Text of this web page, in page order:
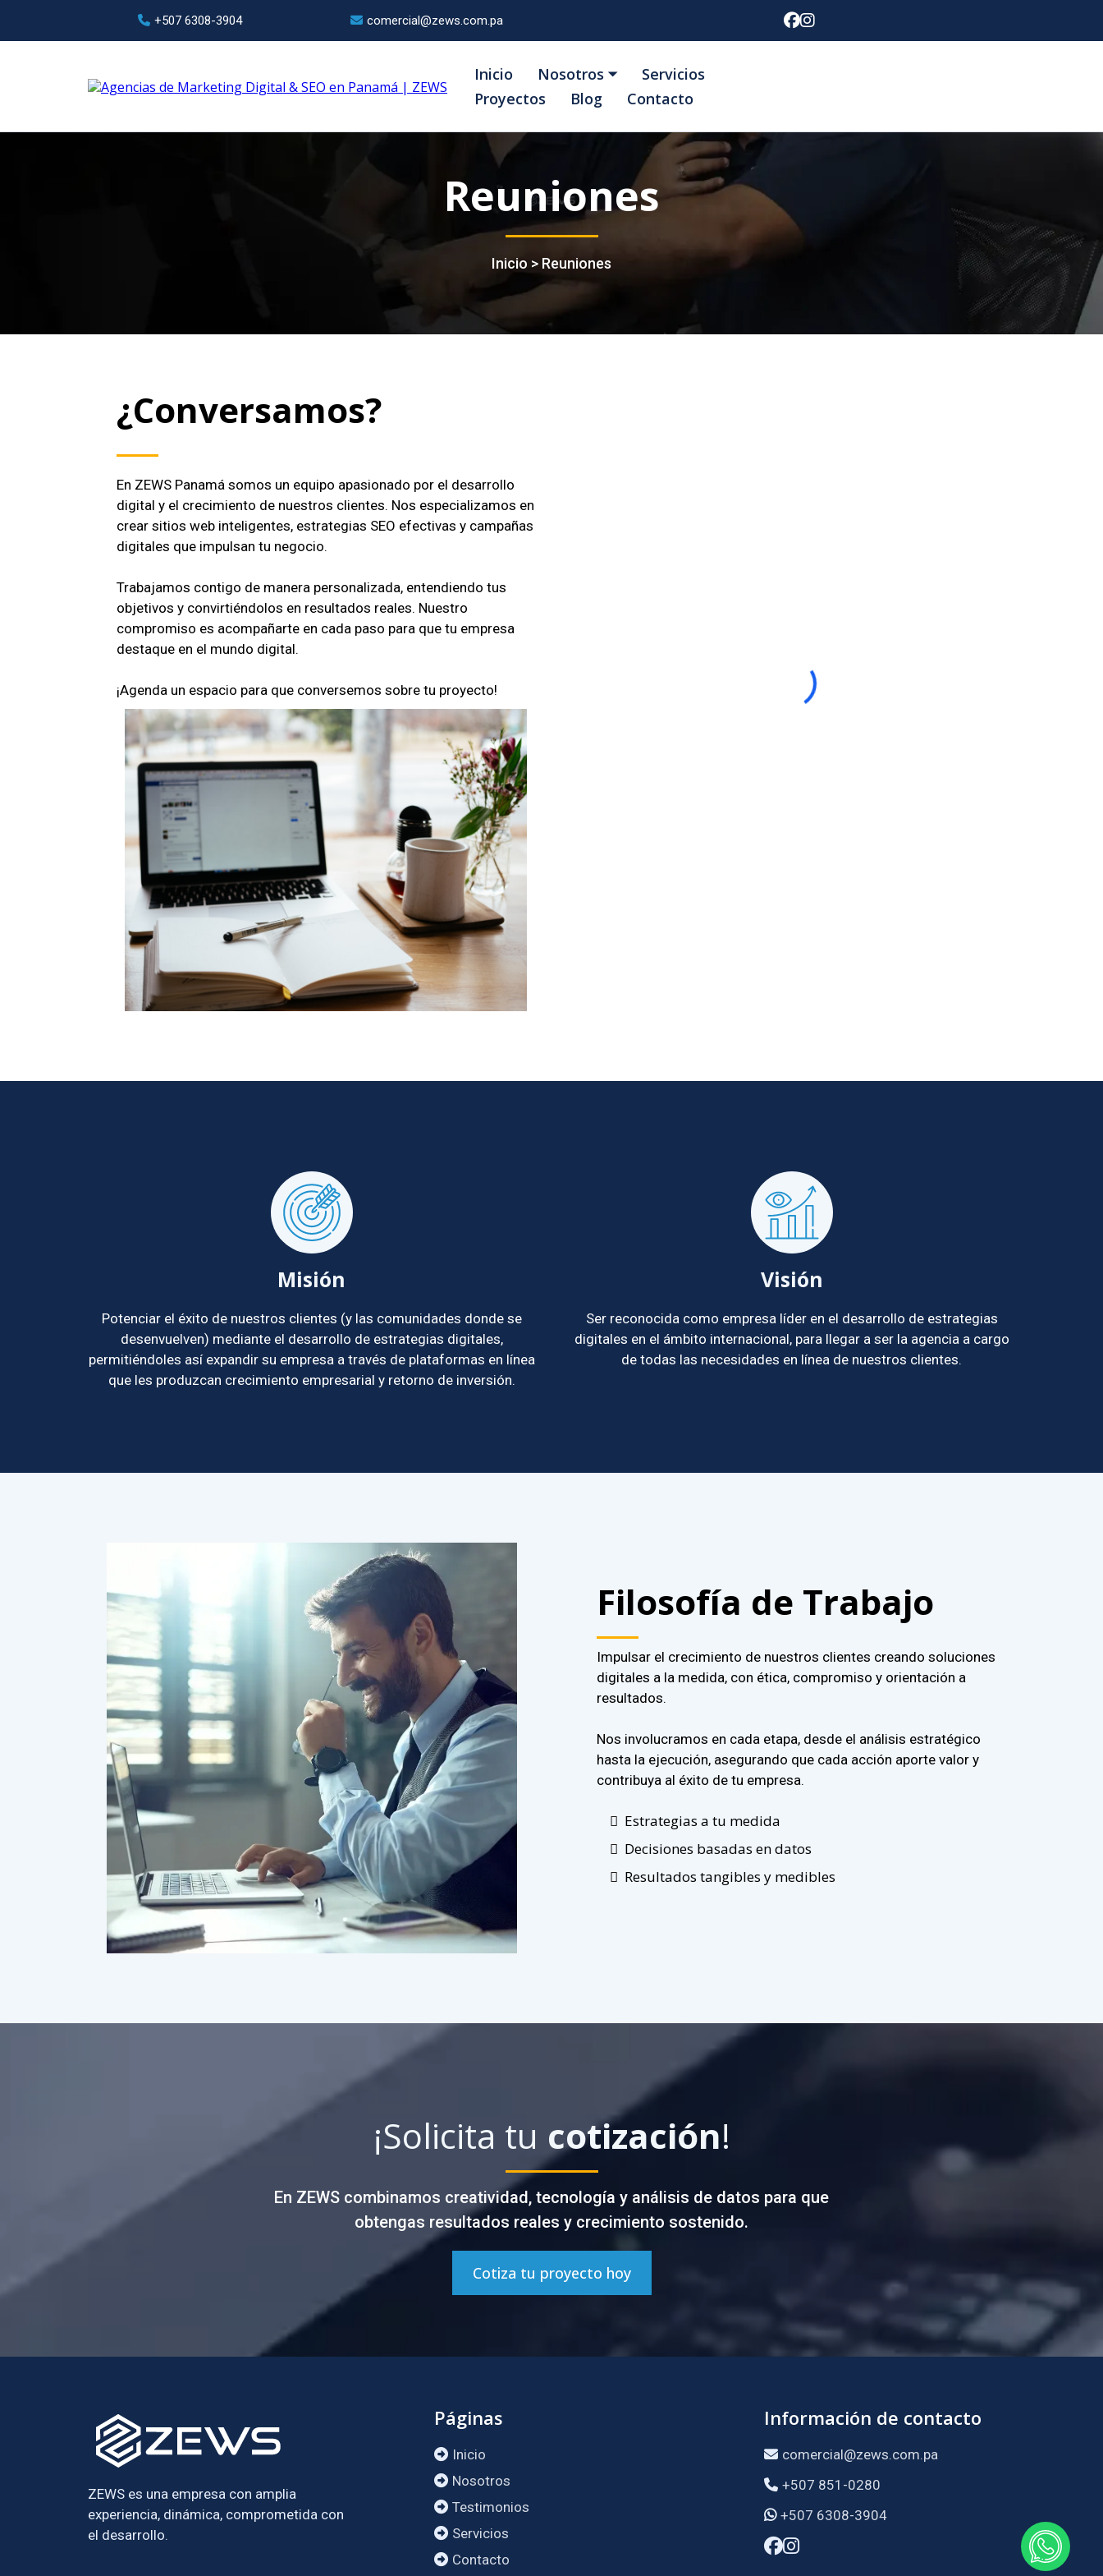
+507 6308-3904 comercial@zews.com.pa
Inicio Nosotros ⏷
Servicios
Proyectos
Blog Contacto
Reuniones
Inicio > Reuniones
¿Conversamos?
En ZEWS Panamá somos un equipo apasionado por el desarrollo
digital y el crecimiento de nuestros clientes. Nos especializamos en
crear sitios web inteligentes, estrategias SEO efectivas y campañas
digitales que impulsan tu negocio.
Trabajamos contigo de manera personalizada, entendiendo tus
objetivos y convirtiéndolos en resultados reales. Nuestro
compromiso es acompañarte en cada paso para que tu empresa
destaque en el mundo digital.
¡Agenda un espacio para que conversemos sobre tu proyecto!
Misión
Potenciar el éxito de nuestros clientes (y las comunidades donde se
desenvuelven) mediante el desarrollo de estrategias digitales,
permitiéndoles así expandir su empresa a través de plataformas en línea
que les produzcan crecimiento empresarial y retorno de inversión.
Visión
Ser reconocida como empresa líder en el desarrollo de estrategias
digitales en el ámbito internacional, para llegar a ser la agencia a cargo
de todas las necesidades en línea de nuestros clientes.
Filosofía de Trabajo
Impulsar el crecimiento de nuestros clientes creando soluciones
digitales a la medida, con ética, compromiso y orientación a
resultados.
Nos involucramos en cada etapa, desde el análisis estratégico
hasta la ejecución, asegurando que cada acción aporte valor y
contribuya al éxito de tu empresa.
Estrategias a tu medida
Decisiones basadas en datos
Resultados tangibles y medibles
¡Solicita tu cotización!
En ZEWS combinamos creatividad, tecnología y análisis de datos para que
obtengas resultados reales y crecimiento sostenido.
Cotiza tu proyecto hoy
ZEWS es una empresa con amplia
experiencia, dinámica, comprometida con
el desarrollo.
Páginas
Inicio
Nosotros
Testimonios
Servicios
Contacto
Información de contacto
comercial@zews.com.pa
+507 851-0280
+507 6308-3904